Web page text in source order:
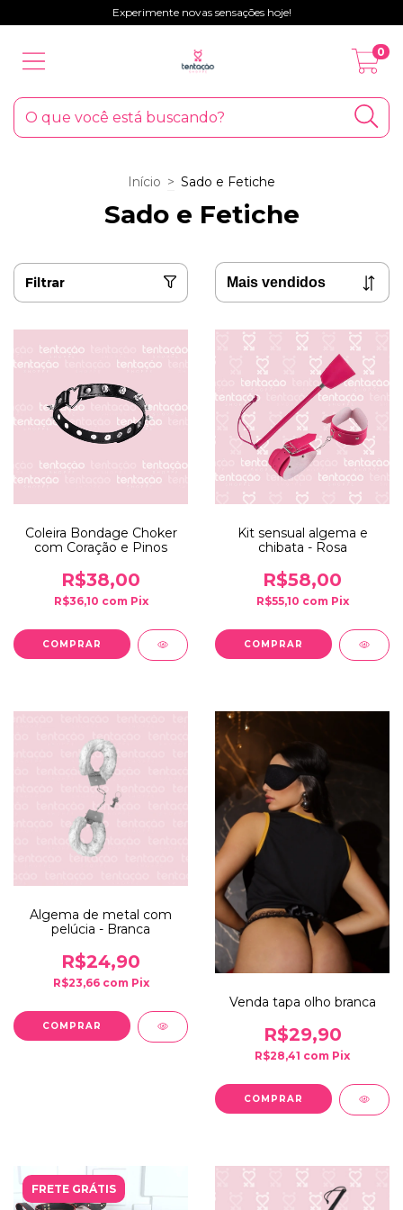
Experimente novas sensações hoje!
0
Início > Sado e Fetiche
Sado e Fetiche
Filtrar
Coleira Bondage Choker
com Coração e Pinos
R$38,00
R$36,10 com Pix
Kit sensual algema e
chibata - Rosa
R$58,00
R$55,10 com Pix
Algema de metal com
pelúcia - Branca
R$24,90
R$23,66 com Pix
Venda tapa olho branca
R$29,90
R$28,41 com Pix
FRETE GRÁTIS